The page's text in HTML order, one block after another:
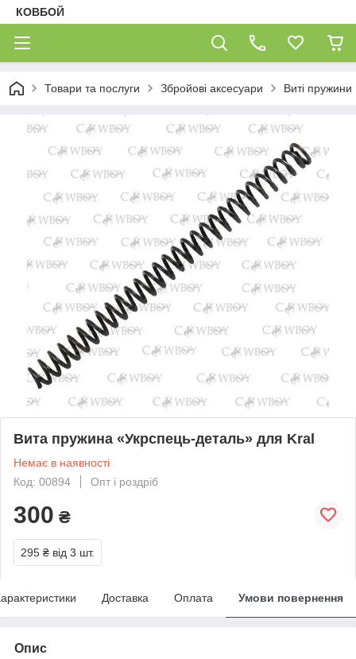
КОВБОЙ
Товари та послуги Збройові аксесуари Виті пружини
Вита пружина «Укрспець-деталь» для Kral
Немає в наявності
Код: 00894
Опт і роздріб
300 ₴
295 ₴ від 3 шт.
Доставка Оплата Умови повернення
Опис